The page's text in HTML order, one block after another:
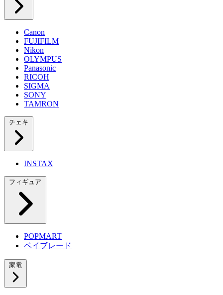
Canon
FUJIFILM
Nikon
OLYMPUS
Panasonic
RICOH
SIGMA
SONY
TAMRON
チェキ
INSTAX
フィギュア
POPMART
ベイブレード
家電